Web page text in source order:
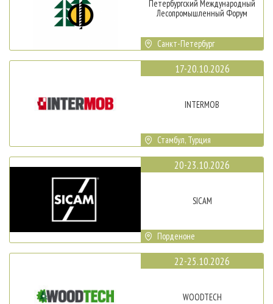
Петербургский Международный
Лесопромышленный Форум
Санкт-Петербург
17-20.10.2026
INTERMOB
Стамбул, Турция
20-23.10.2026
SICAM
Порденоне
22-25.10.2026
WOODTECH